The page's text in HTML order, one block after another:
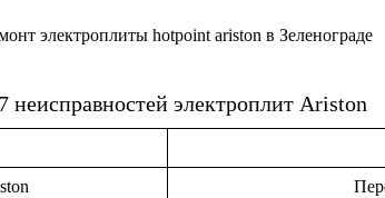
неисправностей электроплит Ariston